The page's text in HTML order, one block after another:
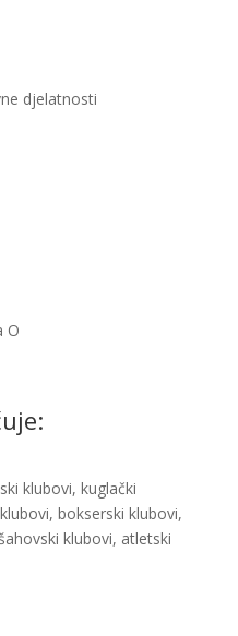
djelatnosti
O
klubovi, kuglački
bokserski klubovi,
klubovi, atletski